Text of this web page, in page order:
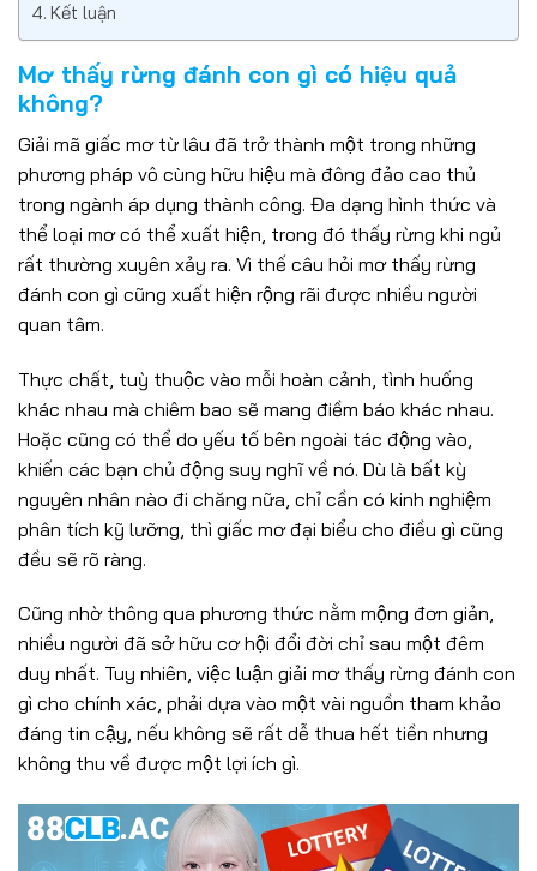
Kết luận
Mơ thấy rừng đánh con gì có hiệu quả
không?
Giải mã giấc mơ từ lâu đã trở thành một trong những
phương pháp vô cùng hữu hiệu mà đông đảo cao thủ
trong ngành áp dụng thành công. Đa dạng hình thức và
thể loại mơ có thể xuất hiện, trong đó thấy rừng khi ngủ
rất thường xuyên xảy ra. Vì thế câu hỏi mơ thấy rừng
đánh con gì cũng xuất hiện rộng rãi được nhiều người
quan tâm.
Thực chất, tuỳ thuộc vào mỗi hoàn cảnh, tình huống
khác nhau mà chiêm bao sẽ mang điềm báo khác nhau.
Hoặc cũng có thể do yếu tố bên ngoài tác động vào,
khiến các bạn chủ động suy nghĩ về nó. Dù là bất kỳ
nguyên nhân nào đi chăng nữa, chỉ cần có kinh nghiệm
phân tích kỹ lưỡng, thì giấc mơ đại biểu cho điều gì cũng
đều sẽ rõ ràng.
Cũng nhờ thông qua phương thức nằm mộng đơn giản,
nhiều người đã sở hữu cơ hội đổi đời chỉ sau một đêm
duy nhất. Tuy nhiên, việc luận giải mơ thấy rừng đánh con
gì cho chính xác, phải dựa vào một vài nguồn tham khảo
đáng tin cậy, nếu không sẽ rất dễ thua hết tiền nhưng
không thu về được một lợi ích gì.